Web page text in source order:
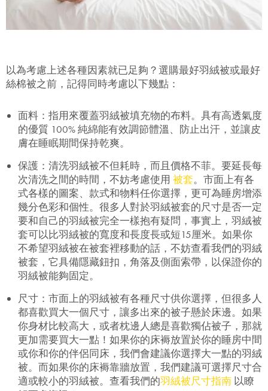
以為考慮上述各種因素就已足夠？選購最好羽絨被或最好
絲棉被之前，記得同時考慮以下幾點：
面料：指用來覆蓋羽絨被填充物的布料。具有高透氣度
的優質 100% 純綿能有效調節體溫、防止出汗，並讓皮
膚在睡眠期間保持乾爽。
保護：清洗羽絨被不但耗時，而且價格不菲。要延長每
次清洗之間的時間，不妨考慮使用 被套。市面上有各
式各樣的圖案、款式和物料任你選擇，更可為睡房增添
幾分色彩和個性。很多人對於羽絨被套的尺寸是否一定
要和自己的羽絨被完全一樣抱有疑問，事實上，羽絨被
套可以比羽絨被的寬度和長度長或短15厘米。如果你
不希望羽絨被在被套裡移動的話，不妨查看我們的羽絨
被套，它具備隱藏鈕扣，角落及側面索帶，以保證你的
羽絨被能夠固定。
尺寸：市面上的羽絨被有各種尺寸供你選擇，但很多人
都喜歡買大一個尺寸，讓多出來的被子懸於床邊。如果
你身材比較高大，或者枕邊人總是喜歡獨佔被子，那就
更加需要買大一點！如果你的床褥放置於你的睡房中間
或你和你的伴侶同床，我們會建議你選擇大一點的羽絨
被。而如果你的床褥靠牆放置，我們建議可選擇尺寸合
適或較小的羽絨被。查看我們的羽絨被尺寸指南 以瞭